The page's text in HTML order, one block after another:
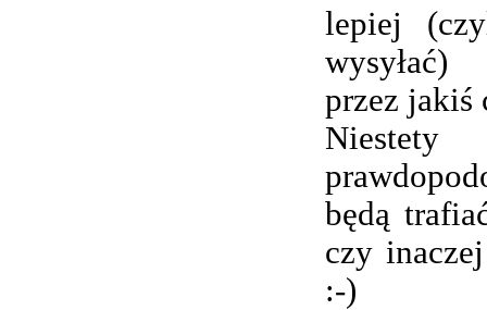
lepiej
przez jakiś
będą
czy
:-)